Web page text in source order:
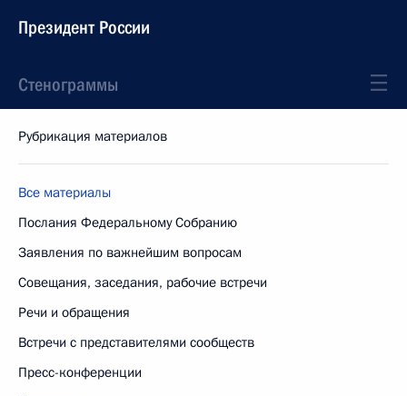
Президент России
Стенограммы
Рубрикация материалов
Все материалы
Послания Федеральному Собранию
Заявления по важнейшим вопросам
Совещания, заседания, рабочие встречи
Речи и обращения
Встречи с представителями сообществ
Пресс-конференции